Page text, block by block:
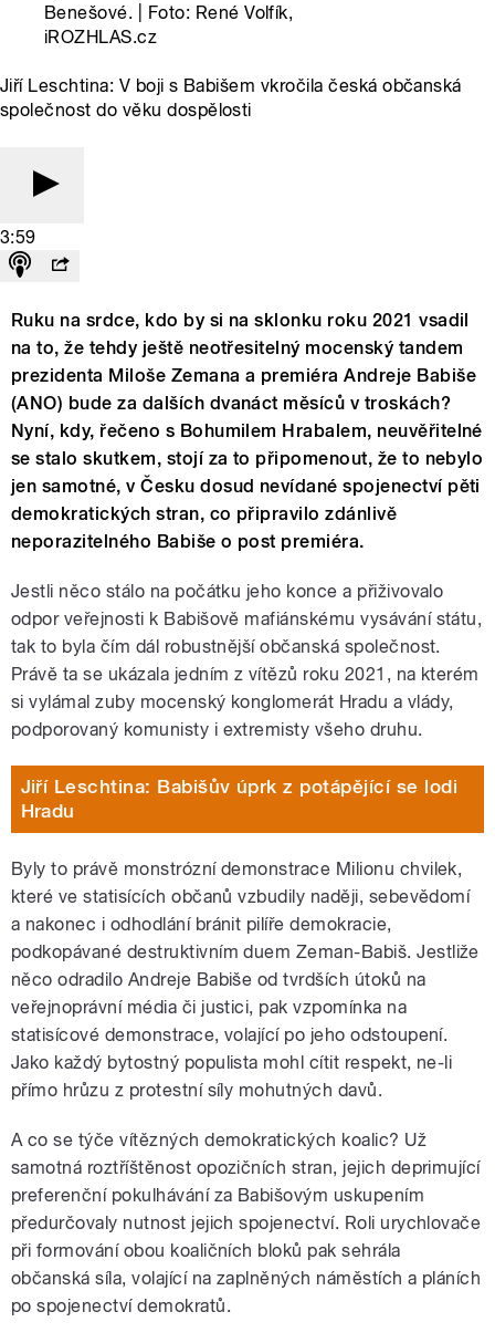
Benešové. | Foto: René Volfík,
iROZHLAS.cz
Jiří Leschtina: V boji s Babišem vkročila česká občanská
společnost do věku dospělosti
3:59
Ruku na srdce, kdo by si na sklonku roku 2021 vsadil
na to, že tehdy ještě neotřesitelný mocenský tandem
prezidenta Miloše Zemana a premiéra Andreje Babiše
(ANO) bude za dalších dvanáct měsíců v troskách?
Nyní, kdy, řečeno s Bohumilem Hrabalem, neuvěřitelné
se stalo skutkem, stojí za to připomenout, že to nebylo
jen samotné, v Česku dosud nevídané spojenectví pěti
demokratických stran, co připravilo zdánlivě
neporazitelného Babiše o post premiéra.
Jestli něco stálo na počátku jeho konce a přiživovalo
odpor veřejnosti k Babišově mafiánskému vysávání státu,
tak to byla čím dál robustnější občanská společnost.
Právě ta se ukázala jedním z vítězů roku 2021, na kterém
si vylámal zuby mocenský konglomerát Hradu a vlády,
podporovaný komunisty i extremisty všeho druhu.
Jiří Leschtina: Babišův úprk z potápějící se lodi
Hradu
Byly to právě monstrózní demonstrace Milionu chvilek,
které ve statisících občanů vzbudily naději, sebevědomí
a nakonec i odhodlání bránit pilíře demokracie,
podkopávané destruktivním duem Zeman-Babiš. Jestliže
něco odradilo Andreje Babiše od tvrdších útoků na
veřejnoprávní média či justici, pak vzpomínka na
statisícové demonstrace, volající po jeho odstoupení.
Jako každý bytostný populista mohl cítit respekt, ne-li
přímo hrůzu z protestní síly mohutných davů.
A co se týče vítězných demokratických koalic? Už
samotná roztříštěnost opozičních stran, jejich deprimující
preferenční pokulhávání za Babišovým uskupením
předurčovaly nutnost jejich spojenectví. Roli urychlovače
při formování obou koaličních bloků pak sehrála
občanská síla, volající na zaplněných náměstích a pláních
po spojenectví demokratů.